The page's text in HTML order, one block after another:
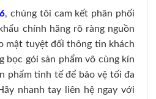
, chúng tôi cam kết phân phối
chính hãng rõ ràng nguồn
mật tuyệt đối thông tin khách
bọc gói sản phẩm vô cùng kín
phẩm tinh tế để bảo vệ tối đa
nhanh tay liên hệ ngay với